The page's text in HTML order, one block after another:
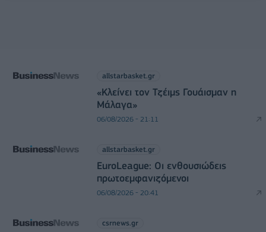
allstarbasket.gr
«Κλείνει τον Τζέιμς Γουάισμαν η
Μάλαγα»
06/08/2026 - 21:11
allstarbasket.gr
EuroLeague: Οι ενθουσιώδεις
πρωτοεμφανιζόμενοι
06/08/2026 - 20:41
csrnews.gr